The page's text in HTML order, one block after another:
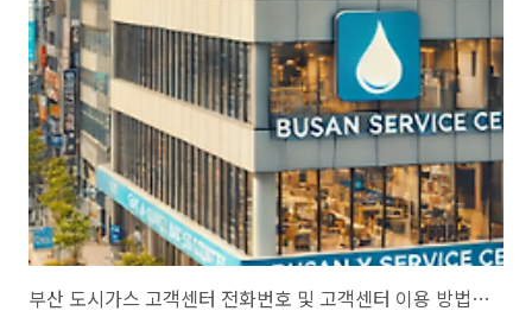
부산 도시가스 고객센터 전화번호 및 고객센터 이용 방법 안내